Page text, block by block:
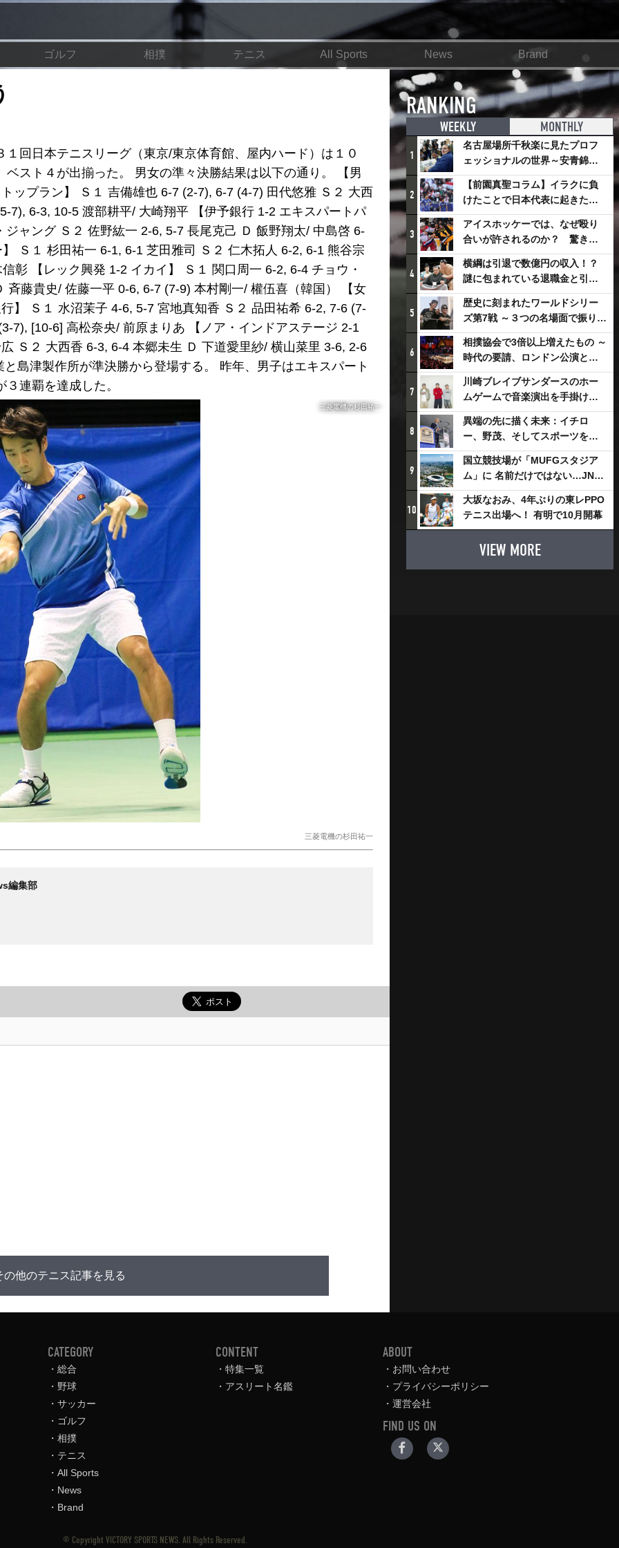
ゴルフ 相撲 テニス All Sports News Brand
回日本テニスリーグ（東京/東京体育館、屋内ハード）は１０
スト４が出揃った。 男女の準々決勝結果は以下の通り。 【男
ップラン】 Ｓ１ 吉備雄也 6-7 (2-7), 6-7 (4-7) 田代悠雅 Ｓ２ 大西
7), 6-3, 10-5 渡部耕平/ 大崎翔平 【伊予銀行 1-2 エキスパートパ
ャング Ｓ２ 佐野紘一 2-6, 5-7 長尾克己 Ｄ 飯野翔太/ 中島啓 6-
Ｓ１ 杉田祐一 6-1, 6-1 芝田雅司 Ｓ２ 仁木拓人 6-2, 6-1 熊谷宗
彰 【レック興発 1-2 イカイ】 Ｓ１ 関口周一 6-2, 6-4 チョウ・
藤貴史/ 佐藤一平 0-6, 6-7 (7-9) 本村剛一/ 權伍喜（韓国） 【女
】 Ｓ１ 水沼茉子 4-6, 5-7 宮地真知香 Ｓ２ 品田祐希 6-2, 7-6 (7-
7), [10-6] 高松奈央/ 前原まりあ 【ノア・インドアステージ 2-1
Ｓ２ 大西香 6-3, 6-4 本郷未生 Ｄ 下道愛里紗/ 横山菜里 3-6, 2-6
島津製作所が準決勝から登場する。 昨年、男子はエキスパート
連覇を達成した。
三菱電機の杉田祐一
三菱電機の杉田祐一
編集部
の他のテニス記事を見る
RANKING
WEEKLY MONTHLY
1
名古屋場所千秋楽に見たプロフ
ェッショナルの世界～安青錦の
優勝を巡るさまざまなドラマ
2
【前園真聖コラム】イラクに負
けたことで日本代表に起きたプ
ラスとは
3
アイスホッケーでは、なぜ殴り
合いが許されるのか？ 驚きの
「ファイティング」ルールにつ
いて
4
横綱は引退で数億円の収入！？
謎に包まれている退職金と引退
相撲興行
5
歴史に刻まれたワールドシリー
ズ第7戦 ～３つの名場面で振り返
る～
6
相撲協会で3倍以上増えたもの ～
時代の要請、ロンドン公演と古
式大相撲
7
川崎ブレイブサンダースのホー
ムゲームで音楽演出を手掛ける
スチャダラパーが川崎新！アリ
ーナシティ・プロジェクトを語
る 「楽しみでしかないでしょ。
川崎は、ずっと成長曲線だか
ら」
8
異端の先に描く未来：イチロ
ー、野茂、そしてスポーツを支
える科学界の挑戦
9
国立競技場が「MUFGスタジア
ム」に 名前だけではない…JNSE
とMUFGが“共創”し描く地域活
性化・社会価値創造の近未来図
とは
10
大坂なおみ、4年ぶりの東レPPO
テニス出場へ！ 有明で10月開幕
VIEW MORE
CATEGORY
総合
野球
サッカー
ゴルフ
相撲
テニス
All Sports
News
Brand
CONTENT
特集一覧
アスリート名鑑
ABOUT
お問い合わせ
プライバシーポリシー
運営会社
FIND US ON
© Copyright VICTORY SPORTS NEWS. All Rights Reserved.